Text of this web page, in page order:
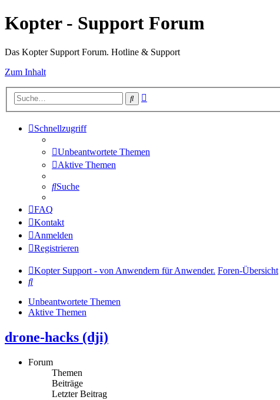
Kopter - Support Forum
Das Kopter Support Forum. Hotline & Support
Zum Inhalt
Suche
Schnellzugriff
Unbeantwortete Themen
Aktive Themen
Suche
FAQ
Kontakt
Anmelden
Registrieren
Kopter Support - von Anwendern für Anwender. Foren-Übersicht
Suche
Unbeantwortete Themen
Aktive Themen
drone-hacks (dji)
Forum
Themen
Beiträge
Letzter Beitrag